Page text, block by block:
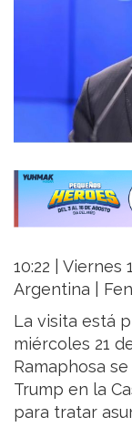
10:22 | Viernes
Argentina |
La visita está
miércoles 21
Ramaphosa
Trump en la
para tratar